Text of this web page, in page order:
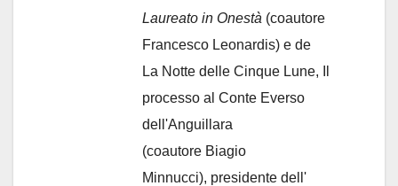
Laureato in Onestà (coautore
Francesco Leonardis) e de
La Notte delle Cinque Lune, Il
processo al Conte Everso
dell'Anguillara
(coautore Biagio
Minnucci), presidente dell'